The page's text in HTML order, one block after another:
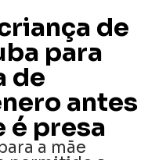
de
para
de
antes
é presa
a mãe